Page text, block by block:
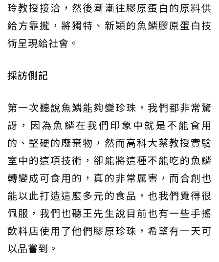
玲教授接洽，然後漸漸往膠原蛋白的原料供
給方靠攏，將獨特、新穎的魚鱗膠原蛋白技
術呈現給社會。
採訪側記
第一次聽說魚鱗能夠變珍珠，我們都非常驚
訝，因為魚鱗在我們印象中就是不能食用
的、堅硬的廢棄物，然而高科大蔡教授實驗
室中的這項技術，卻能將這種不能吃的魚鱗
轉變成可食用的，真的非常厲害，而合創也
能以此打造這麼多元的食品，也我們覺得很
佩服，我們也聽王先生說目前也有一些手搖
飲料店使用了他們膠原珍珠，希望有一天可
以品嘗到。